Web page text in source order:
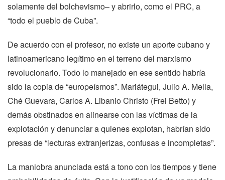
solamente del bolchevismo– y abrirlo, como el PRC, a
“todo el pueblo de Cuba”.
De acuerdo con el profesor, no existe un aporte cubano y
latinoamericano legítimo en el terreno del marxismo
revolucionario. Todo lo manejado en ese sentido habría
sido la copia de “europeísmos”. Mariátegui, Julio A. Mella,
Ché Guevara, Carlos A. Libanio Christo (Frei Betto) y
demás obstinados en alinearse con las víctimas de la
explotación y denunciar a quienes explotan, habrían sido
presas de “lecturas extranjerizas, confusas e incompletas”.
La maniobra anunciada está a tono con los tiempos y tiene